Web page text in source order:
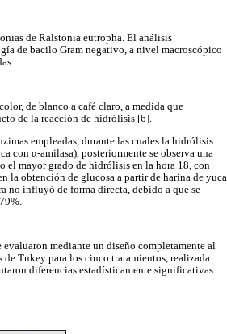
de Ralstonia eutropha. El análisis
de bacilo Gram negativo, a nivel macroscópico
de blanco a café claro, a medida que
de la reacción de hidrólisis [6].
empleadas, durante las cuales la hidrólisis
con α-amilasa), posteriormente se observa una
el mayor grado de hidrólisis en la hora 18, con
la obtención de glucosa a partir de harina de yuca
no influyó de forma directa, debido a que se
mediante un diseño completamente al
Tukey para los cinco tratamientos, realizada
diferencias estadísticamente significativas